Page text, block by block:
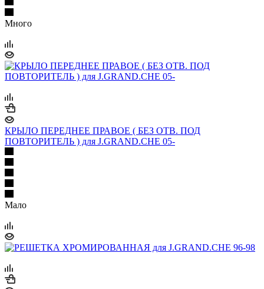
Много
КРЫЛО ПЕРЕДНЕЕ ПРАВОЕ ( БЕЗ ОТВ. ПОД
ПОВТОРИТЕЛЬ ) для J.GRAND.CHE 05-
Мало